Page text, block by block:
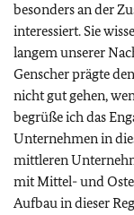
besonders an der
interessiert. Sie
langem unserer
Genscher prägte
nicht gut gehen,
begrüße ich das
Unternehmen in
mittleren
mit Mittel- und
Aufbau in dieser